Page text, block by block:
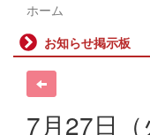
ホーム
お知らせ掲示板
7月27日